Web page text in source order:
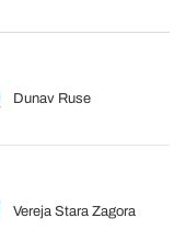
Dunav Ruse
Vereja Stara Zagora